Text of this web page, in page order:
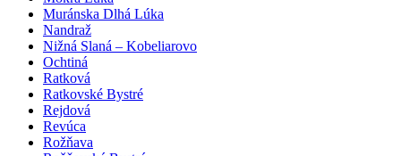
Muránska Dlhá Lúka
Nandraž
Nižná Slaná – Kobeliarovo
Ochtiná
Ratková
Ratkovské Bystré
Rejdová
Revúca
Rožňava